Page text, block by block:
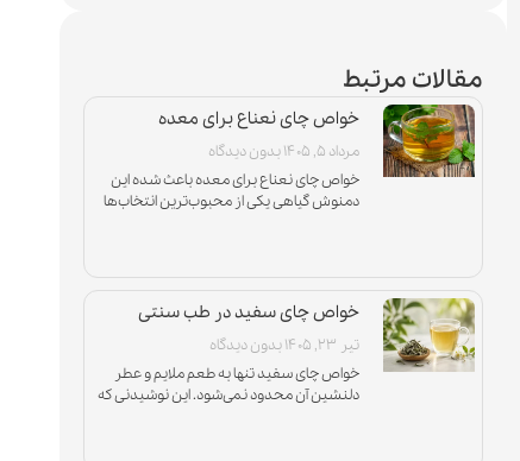
مقالات مرتبط
خواص چای نعناع برای معده
مرداد ۵, ۱۴۰۵
بدون دیدگاه
خواص چای نعناع برای معده باعث شده این
دمنوش گیاهی یکی از محبوب‌ترین انتخاب‌ها
خواص چای سفید در طب سنتی
تیر ۲۳, ۱۴۰۵
بدون دیدگاه
خواص چای سفید تنها به طعم ملایم و عطر
دلنشین آن محدود نمی‌شود. این نوشیدنی که